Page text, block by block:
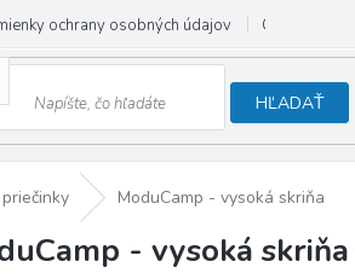
ochrany osobných údajov Odstúpenie
HĽADAŤ
ModuCamp - vysoká skriňa
- vysoká skriňa